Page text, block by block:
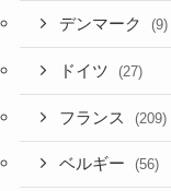
デンマーク (9)
ドイツ (27)
フランス (209)
ベルギー (56)